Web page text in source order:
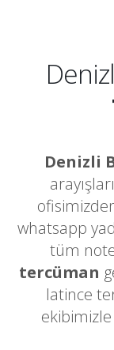
Denizli
whatsapp
tüm
tercüman
latince